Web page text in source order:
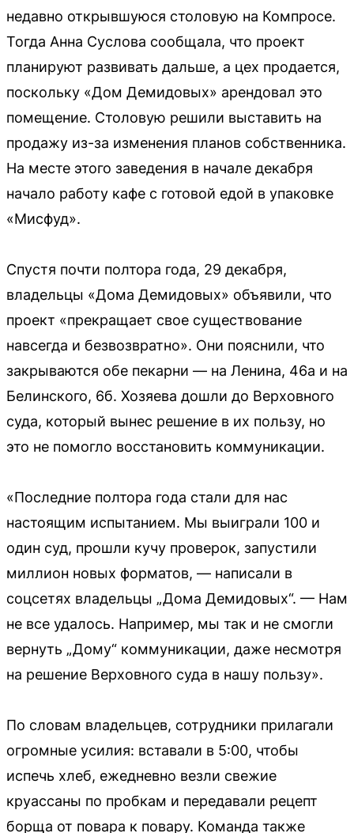
недавно открывшуюся столовую на Компросе.
Тогда Анна Суслова сообщала, что проект
планируют развивать дальше, а цех продается,
поскольку «Дом Демидовых» арендовал это
помещение. Столовую решили выставить на
продажу из-за изменения планов собственника.
На месте этого заведения в начале декабря
начало работу кафе с готовой едой в упаковке
«Мисфуд».
Спустя почти полтора года, 29 декабря,
владельцы «Дома Демидовых» объявили, что
проект «прекращает свое существование
навсегда и безвозвратно». Они пояснили, что
закрываются обе пекарни — на Ленина, 46а и на
Белинского, 6б. Хозяева дошли до Верховного
суда, который вынес решение в их пользу, но
это не помогло восстановить коммуникации.
«Последние полтора года стали для нас
настоящим испытанием. Мы выиграли 100 и
один суд, прошли кучу проверок, запустили
миллион новых форматов, — написали в
соцсетях владельцы „Дома Демидовых“. — Нам
не все удалось. Например, мы так и не смогли
вернуть „Дому“ коммуникации, даже несмотря
на решение Верховного суда в нашу пользу».
По словам владельцев, сотрудники прилагали
огромные усилия: вставали в 5:00, чтобы
испечь хлеб, ежедневно везли свежие
круассаны по пробкам и передавали рецепт
борща от повара к повару. Команда также